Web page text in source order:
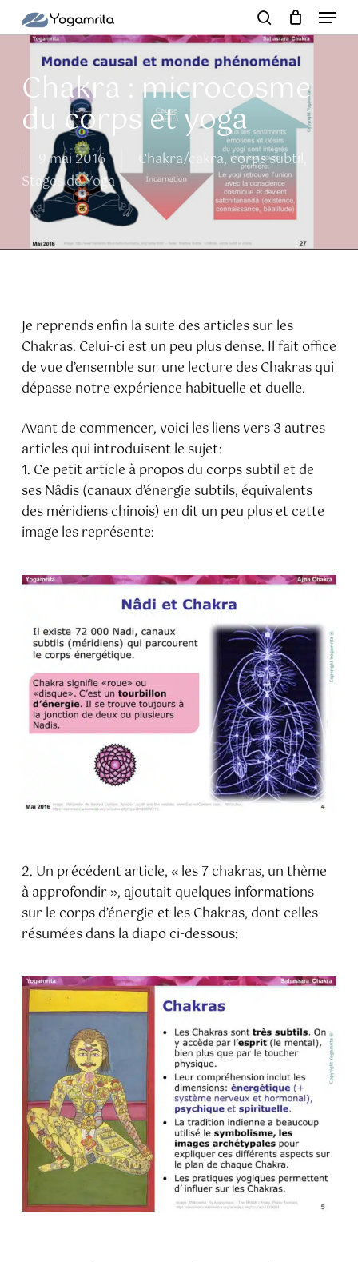
to
content
search
Menu
Chakra : microcosme
du corps et yoga
9 mai 2016 Chakra/cakra, corps subtil
Stages de Yoga
Je reprends enfin la suite des articles sur les
Chakras. Celui-ci est un peu plus dense. Il fait office
de vue d’ensemble sur une lecture des Chakras qui
dépasse notre expérience habituelle et duelle.
Avant de commencer, voici les liens vers 3 autres
articles qui introduisent le sujet:
1. Ce petit article à propos du corps subtil et de
ses Nâdis (canaux d’énergie subtils, équivalents
des méridiens chinois) en dit un peu plus et cette
image les représente:
2. Un précédent article, « les 7 chakras, un thème
à approfondir », ajoutait quelques informations
sur le corps d’énergie et les Chakras, dont celles
résumées dans la diapo ci-dessous: